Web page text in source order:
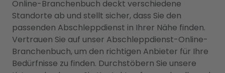
Online-Branchenbuch deckt verschiedene
Standorte ab und stellt sicher, dass Sie den
passenden Abschleppdienst in Ihrer Nähe finden.
Vertrauen Sie auf unser Abschleppdienst-Online-
Branchenbuch, um den richtigen Anbieter für Ihre
Bedürfnisse zu finden. Durchstöbern Sie unsere